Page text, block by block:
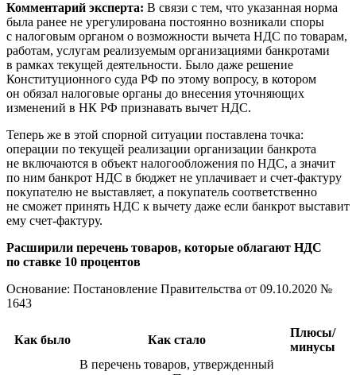
Комментарий эксперта: В связи с тем, что указанная норма
была ранее не урегулирована постоянно возникали споры
с налоговым органом о возможности вычета НДС по товарам,
работам, услугам реализуемым организациями банкротами
в рамках текущей деятельности. Было даже решение
Конституционного суда РФ по этому вопросу, в котором
он обязал налоговые органы до внесения уточняющих
изменений в НК РФ признавать вычет НДС.
Теперь же в этой спорной ситуации поставлена точка:
операции по текущей реализации организации банкрота
не включаются в объект налогообложения по НДС, а значит
по ним банкрот НДС в бюджет не уплачивает и счет-фактуру
покупателю не выставляет, а покупатель соответственно
не сможет принять НДС к вычету даже если банкрот выставит
ему счет-фактуру.
Расширили перечень товаров, которые облагают НДС
по ставке 10 процентов
Основание: Постановление Правительства от 09.10.2020 №
1643
Как было Как стало
Плюсы/
минусы
В перечень товаров, утвержденный